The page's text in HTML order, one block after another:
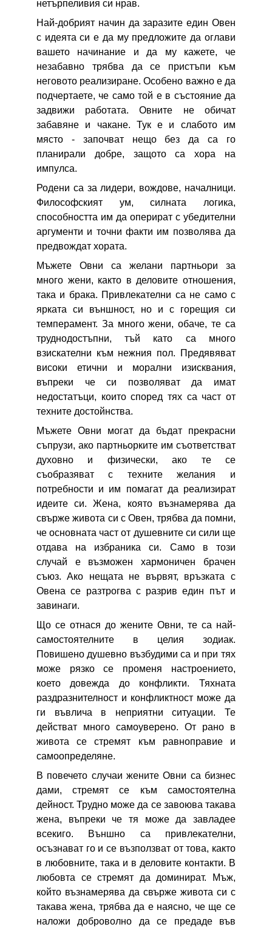
нетърпеливия си нрав.
Най-добрият начин да заразите един Овен
с идеята си е да му предложите да оглави
вашето начинание и да му кажете, че
незабавно трябва да се пристъпи към
неговото реализиране. Особено важно е да
подчертаете, че само той е в състояние да
задвижи работата. Овните не обичат
забавяне и чакане. Тук е и слабото им
място - започват нещо без да са го
планирали добре, защото са хора на
импулса.
Родени са за лидери, вождове, началници.
Философският ум, силната логика,
способността им да оперират с убедителни
аргументи и точни факти им позволява да
предвождат хората.
Мъжете Овни са желани партньори за
много жени, както в деловите отношения,
така и брака. Привлекателни са не само с
ярката си външност, но и с горещия си
темперамент. За много жени, обаче, те са
труднодостъпни, тъй като са много
взискателни към нежния пол. Предявяват
високи етични и морални изисквания,
въпреки че си позволяват да имат
недостатъци, които според тях са част от
техните достойнства.
Мъжете Овни могат да бъдат прекрасни
съпрузи, ако партньорките им съответстват
духовно и физически, ако те се
съобразяват с техните желания и
потребности и им помагат да реализират
идеите си. Жена, която възнамерява да
свърже живота си с Овен, трябва да помни,
че основната част от душевните си сили ще
отдава на избраника си. Само в този
случай е възможен хармоничен брачен
съюз. Ако нещата не вървят, връзката с
Овена се разтрогва с разрив един път и
завинаги.
Що се отнася до жените Овни, те са най-
самостоятелните в целия зодиак.
Повишено душевно възбудими са и при тях
може рязко се променя настроението,
което довежда до конфликти. Тяхната
раздразнителност и конфликтност може да
ги въвлича в неприятни ситуации. Те
действат много самоуверено. От рано в
живота се стремят към равноправие и
самоопределяне.
В повечето случаи жените Овни са бизнес
дами, стремят се към самостоятелна
дейност. Трудно може да се завоюва такава
жена, въпреки че тя може да завладее
всекиго. Външно са привлекателни,
осъзнават го и се възползват от това, както
в любовните, така и в деловите контакти. В
любовта се стремят да доминират. Мъж,
който възнамерява да свърже живота си с
такава жена, трябва да е наясно, че ще се
наложи доброволно да се предаде във